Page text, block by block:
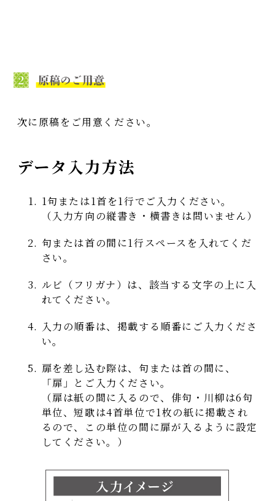
次に原稿をご用意ください。
データ入力方法
1句または1首を1行でご入力ください。
（入力方向の縦書き・横書きは問いません）
句または首の間に1行スペースを入れてくだ
さい。
ルビ（フリガナ）は、該当する文字の上に入
れてください。
入力の順番は、掲載する順番にご入力くださ
い。
扉を差し込む際は、句または首の間に、
「扉」とご入力ください。
（扉は紙の間に入るので、俳句・川柳は6句
単位、短歌は4首単位で1枚の紙に掲載され
るので、この単位の間に扉が入るように設定
してください。）